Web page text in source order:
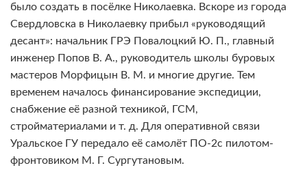
было создать в посёлке Николаевка. Вскоре из города
Свердловска в Николаевку прибыл «руководящий
десант»: начальник ГРЭ Повалоцкий Ю. П., главный
инженер Попов В. А., руководитель школы буровых
мастеров Морфицын В. М. и многие другие. Тем
временем началось финансирование экспедиции,
снабжение её разной техникой, ГСМ,
стройматериалами и т. д. Для оперативной связи
Уральское ГУ передало её самолёт ПО-2с пилотом-
фронтовиком М. Г. Сургутановым.